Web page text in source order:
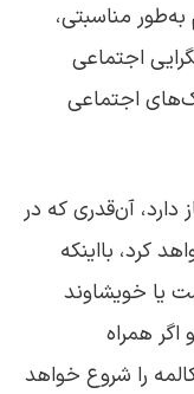
مناسبتی،
اجتماعی
اجتماعی
دارد، آن‌قدری که در
کرد، بااینکه
یا خویشاوند
اگر همراه
را شروع خواهد